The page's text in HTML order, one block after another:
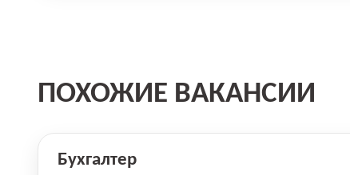
ПОХОЖИЕ ВАКАНСИИ
Бухгалтер